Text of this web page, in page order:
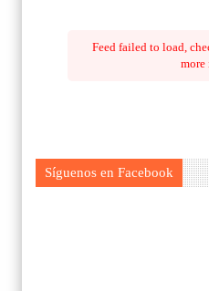
Feed failed to load,
more
Síguenos en Facebook